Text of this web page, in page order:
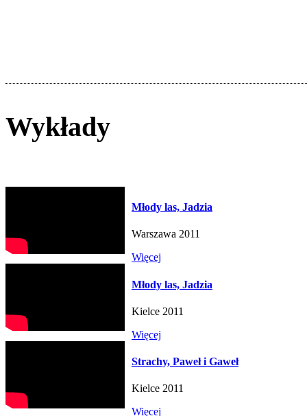
Wykłady
Młody las, Jadzia
Warszawa 2011
Więcej
Młody las, Jadzia
Kielce 2011
Więcej
Strachy, Paweł i Gaweł
Kielce 2011
Więcej